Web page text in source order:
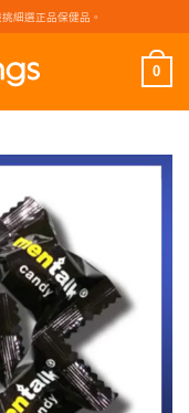
細選正品保健品。
0